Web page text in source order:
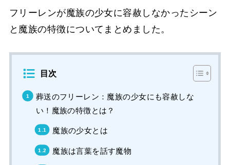
フリーレンが魔族の少女に容赦しなかったシーン
と魔族の特徴についてまとめました。
目次
葬送のフリーレン：魔族の少女にも容赦しな
い！魔族の特徴とは？
魔族の少女とは
魔族は言葉を話す魔物